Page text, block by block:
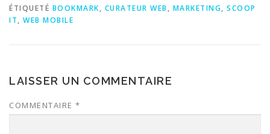
ÉTIQUETÉ BOOKMARK, CURATEUR WEB , MARKETING, SCOOP
IT, WEB MOBILE
LAISSER UN COMMENTAIRE
COMMENTAIRE *